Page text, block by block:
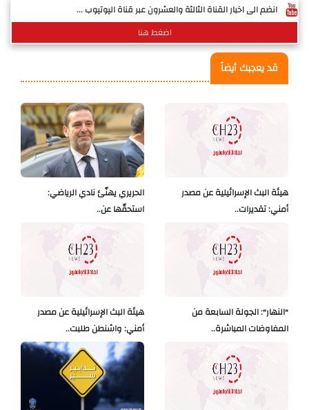
انضم الى اخبار القناة الثالثة والعشرون عبر قناة اليوتيوب ...
اضغط هنا
قد يعجبك أيضاً
الحريري يهنّئ نادي الرياضي:
استحقّها عن..
هيئة البث الإسرائيلية عن مصدر
أمني: تقديرات..
هيئة البث الإسرائيلية عن مصدر
أمني: واشنطن طلبت..
"النهار": الجولة السابعة من
المفاوضات المباشرة..